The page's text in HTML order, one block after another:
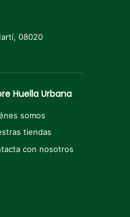
08020
Huella Urbana
somos
tiendas
con nosotros